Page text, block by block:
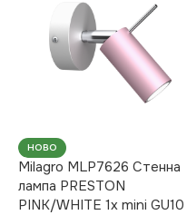
НОВО
Milagro MLP7626 Стенна
лампа PRESTON
PINK/WHITE 1x mini GU10